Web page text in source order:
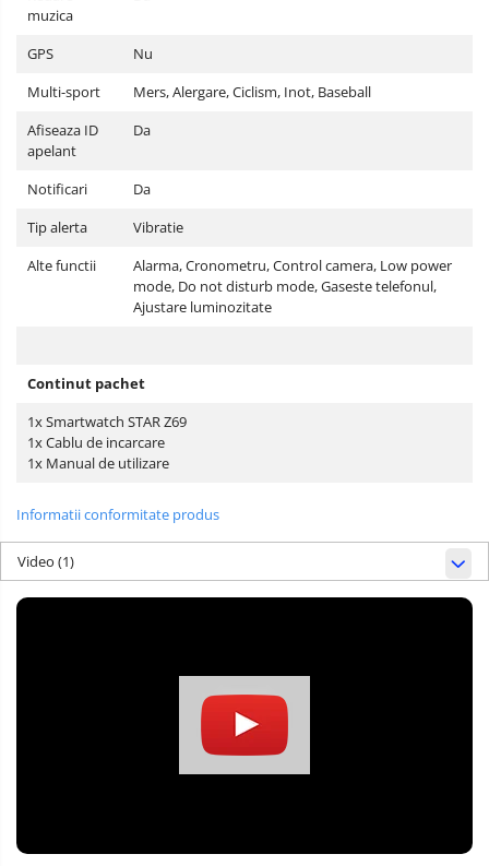
muzica
GPS
Nu
Multi-sport
Mers, Alergare, Ciclism, Inot, Baseball
Afiseaza ID
apelant
Da
Notificari
Da
Tip alerta
Vibratie
Alte functii
Alarma, Cronometru, Control camera, Low power
mode, Do not disturb mode, Gaseste telefonul,
Ajustare luminozitate
Continut pachet
1x Smartwatch STAR Z69
1x Cablu de incarcare
1x Manual de utilizare
Informatii conformitate produs
Video (1)